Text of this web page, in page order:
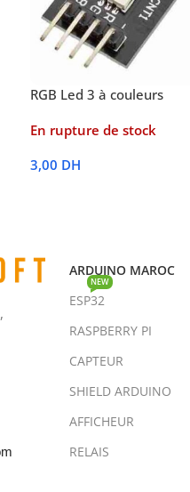
RGB Led 3 à couleurs
En rupture de stock
3,00 DH
ARDUINO MAROC
ESP32
NEW
RASPBERRY PI
CAPTEUR
SHIELD ARDUINO
AFFICHEUR
RELAIS